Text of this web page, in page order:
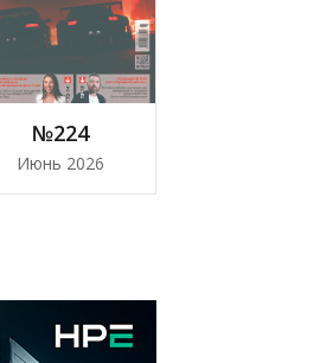
№224
Июнь 2026